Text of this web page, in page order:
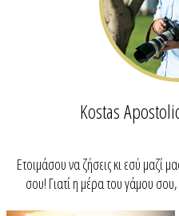
Kostas
Ετοιμάσου να ζήσεις κι εσύ μαζί
σου! Γιατί η μέρα του γάμου